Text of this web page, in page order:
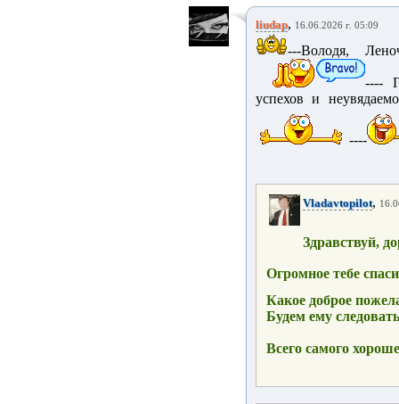
liudap, 16.06.2026 г. 05:09
---Володя,
----
успехов и
----
Vladavtopilot,
Здравствуй,
Огромное тебе
Какое доброе
Будем ему
Всего самого